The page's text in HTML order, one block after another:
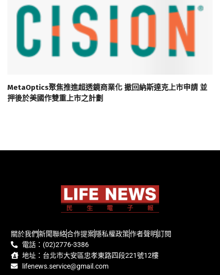
MetaOptics聚焦推進超透鏡商業化 撤回納斯達克上市申請 並
押後於美國作雙重上市之計劃
關於我們新聞聯絡合作提案隱私權政策作者聲明訂閱
電話：(02)2776-3386
地址：台北市大安區忠孝東路四段221號12樓
lifenews.service@gmail.com